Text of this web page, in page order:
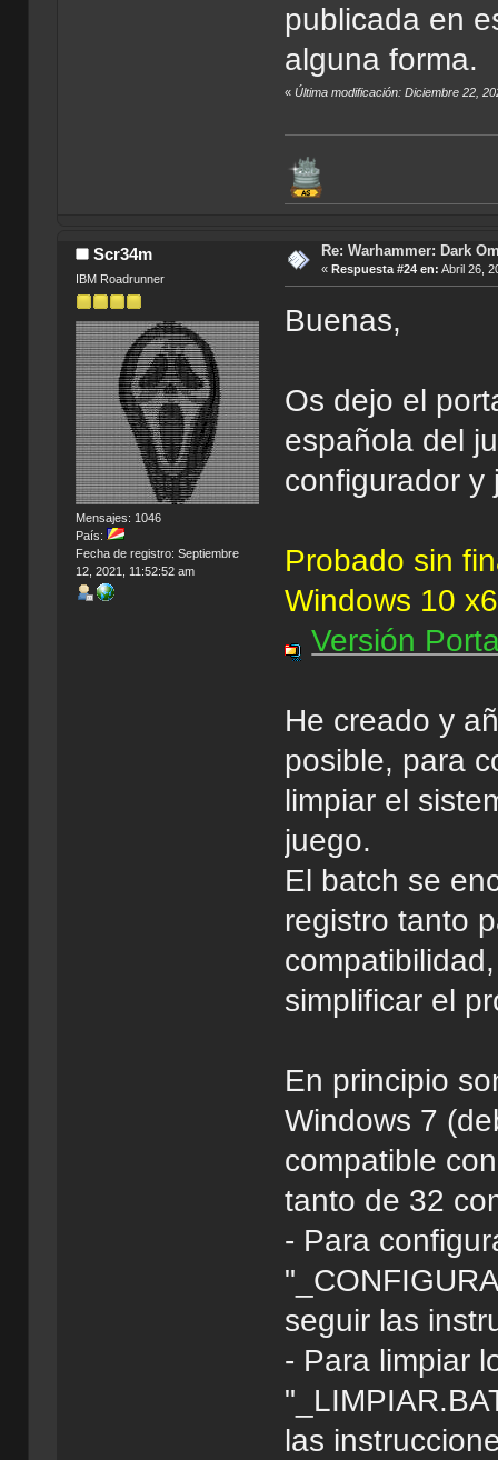
publicada en
alguna forma.
«Última modificación: Diciembre 22,
Scr34m
IBM Roadrunner
Mensajes: 1046
País:
Fecha de registro: Septiembre
12, 2021, 11:52:52 am
Re: Warhammer: Dark
« Respuesta #24 en: Abril 26,
Buenas,
Os dejo el
española del
configurador y
Probado sin
Windows 10
Versión
He creado y
posible, para
limpiar el
juego.
El batch se
registro tanto
simplificar el
En principio
Windows 7
compatible
tanto de 32
- Para
seguir las
- Para limpiar
las